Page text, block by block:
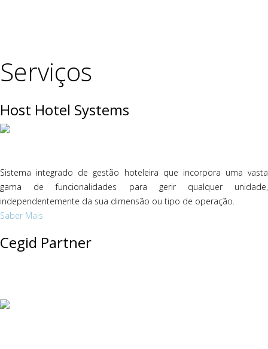
Serviços
Host Hotel Systems
Sistema integrado de gestão hoteleira que incorpora uma vasta
gama de funcionalidades para gerir qualquer unidade,
independentemente da sua dimensão ou tipo de operação.
Saber Mais
Cegid Partner